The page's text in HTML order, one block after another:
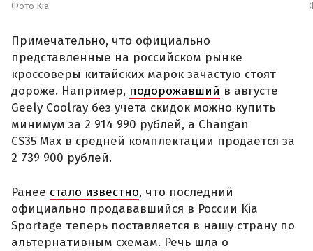
Фото Kia
Примечательно, что официально
представленные на российском рынке
кроссоверы китайских марок зачастую стоят
дороже. Например, подорожавший в августе
Geely Coolray без учета скидок можно купить
минимум за 2 914 990 рублей, а Changan
CS35 Max в средней комплектации продается за
2 739 900 рублей.
Ранее стало известно, что последний
официально продававшийся в России Kia
Sportage теперь поставляется в нашу страну по
альтернативным схемам. Речь шла о